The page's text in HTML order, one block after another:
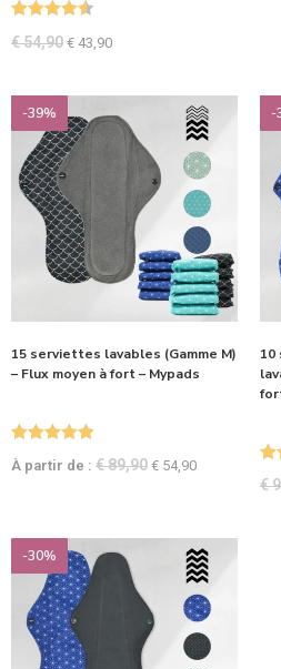
€54,90 € 43,90
-39%
15 serviettes lavables (Gamme M)
– Flux moyen à fort – Mypads
Note
sur 5
À partir de : €89,90 € 54,90
-
10
€
-30%